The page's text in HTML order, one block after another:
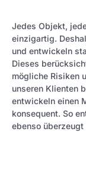
Jedes Objekt,
einzigartig.
und entwickeln
Dieses
mögliche Risiken
unseren Klienten
entwickeln einen
konsequent. So
ebenso